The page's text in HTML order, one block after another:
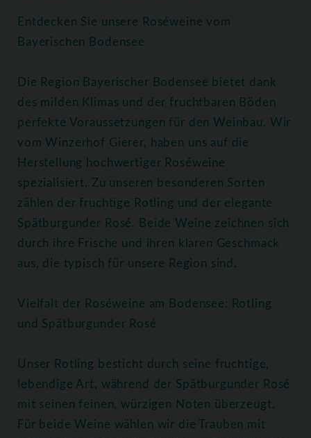
Entdecken Sie unsere Roséweine vom
Bayerischen Bodensee
Die Region Bayerischer Bodensee bietet dank
des milden Klimas und der fruchtbaren Böden
perfekte Voraussetzungen für den Weinbau. Wir
vom Winzerhof Gierer, haben uns auf die
Herstellung hochwertiger Roséweine
spezialisiert. Zu unseren besonderen Sorten
zählen der fruchtige Rotling und der elegante
Spätburgunder Rosé. Beide Weine zeichnen sich
durch ihre Frische und ihren klaren Geschmack
aus, die typisch für unsere Region sind.
Vielfalt der Roséweine am Bodensee: Rotling
und Spätburgunder Rosé
Unser Rotling besticht durch seine fruchtige,
lebendige Art, während der Spätburgunder Rosé
mit seinen feinen, würzigen Noten überzeugt.
Für beide Weine wählen wir die Trauben mit